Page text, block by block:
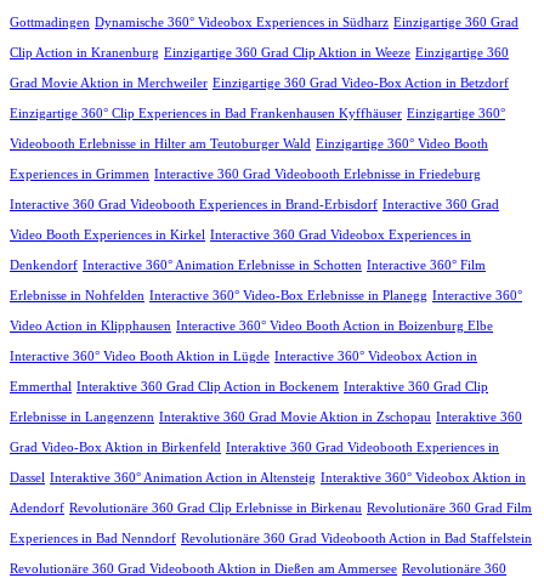
Gottmadingen Dynamische 360° Videobox Experiences in Südharz Einzigartige 360 Grad
Clip Action in Kranenburg Einzigartige 360 Grad Clip Aktion in Weeze Einzigartige 360
Grad Movie Aktion in Merchweiler Einzigartige 360 Grad Video-Box Action in Betzdorf
Einzigartige 360° Clip Experiences in Bad Frankenhausen Kyffhäuser Einzigartige 360°
Videobooth Erlebnisse in Hilter am Teutoburger Wald Einzigartige 360° Video Booth
Experiences in Grimmen Interactive 360 Grad Videobooth Erlebnisse in Friedeburg
Interactive 360 Grad Videobooth Experiences in Brand-Erbisdorf Interactive 360 Grad
Video Booth Experiences in Kirkel Interactive 360 Grad Videobox Experiences in
Denkendorf Interactive 360° Animation Erlebnisse in Schotten Interactive 360° Film
Erlebnisse in Nohfelden Interactive 360° Video-Box Erlebnisse in Planegg Interactive 360°
Video Action in Klipphausen Interactive 360° Video Booth Action in Boizenburg Elbe
Interactive 360° Video Booth Aktion in Lügde Interactive 360° Videobox Action in
Emmerthal Interaktive 360 Grad Clip Action in Bockenem Interaktive 360 Grad Clip
Erlebnisse in Langenzenn Interaktive 360 Grad Movie Aktion in Zschopau Interaktive 360
Grad Video-Box Aktion in Birkenfeld Interaktive 360 Grad Videobooth Experiences in
Dassel Interaktive 360° Animation Action in Altensteig Interaktive 360° Videobox Aktion in
Adendorf Revolutionäre 360 Grad Clip Erlebnisse in Birkenau Revolutionäre 360 Grad Film
Experiences in Bad Nenndorf Revolutionäre 360 Grad Videobooth Action in Bad Staffelstein
Revolutionäre 360 Grad Videobooth Aktion in Dießen am Ammersee Revolutionäre 360